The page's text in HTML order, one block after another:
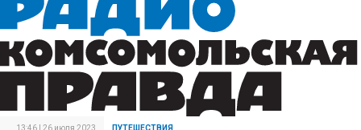
13:46 | 26 июля 2023 ПУТЕШЕСТВИЯ